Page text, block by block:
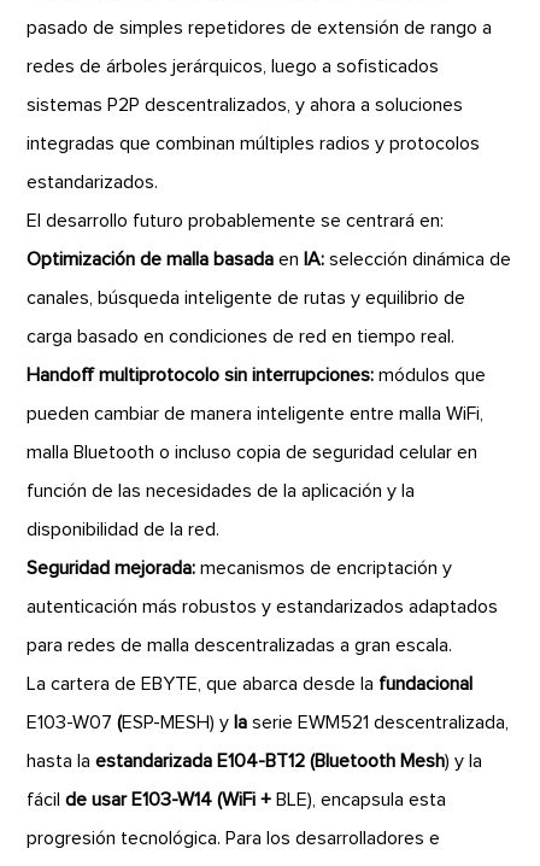
pasado de simples repetidores de extensión de rango a
redes de árboles jerárquicos, luego a sofisticados
sistemas P2P descentralizados, y ahora a soluciones
integradas que combinan múltiples radios y protocolos
estandarizados.
El desarrollo futuro probablemente se centrará en:
Optimización de malla basada en IA: selección dinámica de
canales, búsqueda inteligente de rutas y equilibrio de
carga basado en condiciones de red en tiempo real.
Handoff multiprotocolo sin interrupciones: módulos que
pueden cambiar de manera inteligente entre malla WiFi,
malla Bluetooth o incluso copia de seguridad celular en
función de las necesidades de la aplicación y la
disponibilidad de la red.
Seguridad mejorada: mecanismos de encriptación y
autenticación más robustos y estandarizados adaptados
para redes de malla descentralizadas a gran escala.
La cartera de EBYTE, que abarca desde la fundacional
E103-W07(ESP-MESH) y la serie EWM521 descentralizada,
hasta laestandarizada E104-BT12 (Bluetooth Mesh) y la
fácilde usar E103-W14 (WiFi + BLE), encapsula esta
progresión tecnológica. Para los desarrolladores e